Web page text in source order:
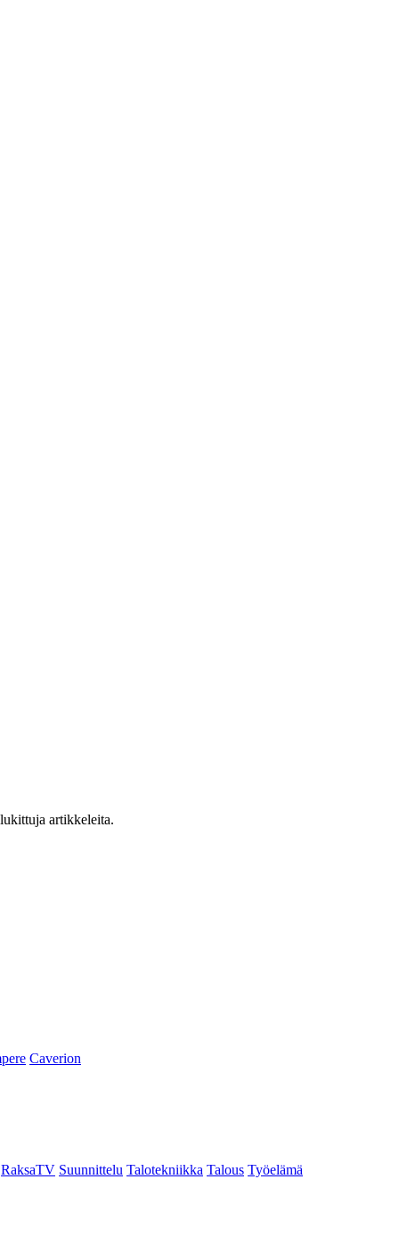
artikkeleita.
Caverion
RaksaTV Suunnittelu Talotekniikka Talous Työelämä